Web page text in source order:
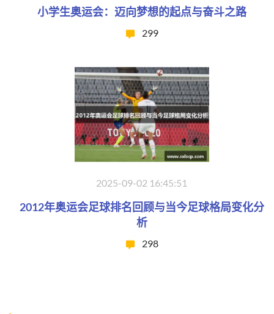
小学生奥运会：迈向梦想的起点与奋斗之路
299
2025-09-02 16:45:51
2012年奥运会足球排名回顾与当今足球格局变化分
析
298